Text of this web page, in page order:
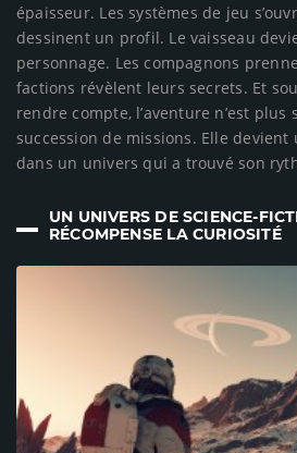
épaisseur. Les systèmes de jeu
dessinent un profil. Le vaisseau
personnage. Les compagnons
factions révèlent leurs secrets. Et
rendre compte, l’aventure n’est plus
succession de missions. Elle
dans un univers qui a trouvé son
UN UNIVERS DE SCIENCE-
RÉCOMPENSE LA CURIOSITÉ